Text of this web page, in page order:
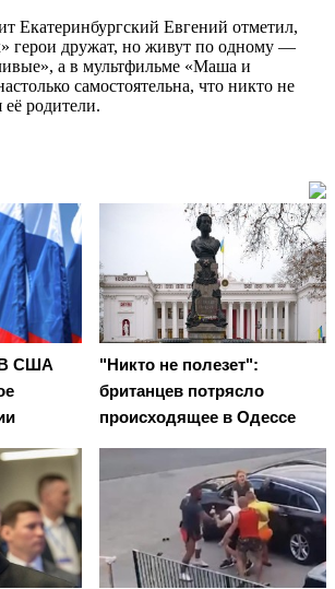
Екатеринбургский Евгений отметил,
герои дружат, но живут по одному —
а в мультфильме «Маша и
самостоятельна, что никто не
её родители.
В США
"Никто не полезет":
британцев потрясло
происходящее в Одессе